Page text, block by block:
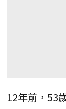
12年前，53